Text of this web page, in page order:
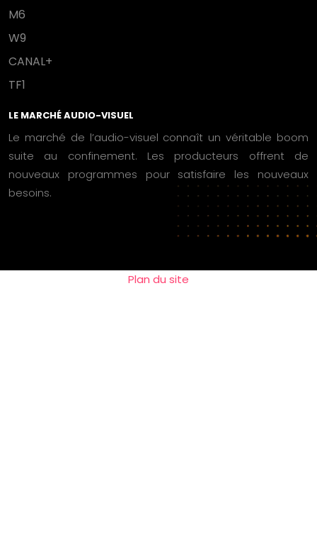
M6
W9
CANAL+
TF1
LE MARCHÉ AUDIO-VISUEL
Le marché de l’audio-visuel connaît un véritable boom
suite au confinement. Les producteurs offrent de
nouveaux programmes pour satisfaire les nouveaux
besoins.
Plan du site